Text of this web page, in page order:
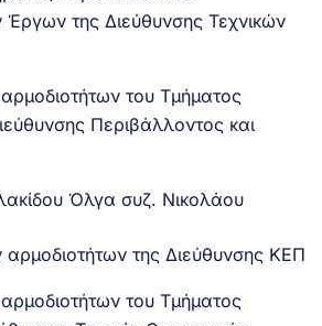
Έργων της Διεύθυνσης Τεχνικών
του Τμήματος
Περιβάλλοντος και
Όλγα συζ. Νικολάου
της Διεύθυνσης ΚΕΠ
του Τμήματος